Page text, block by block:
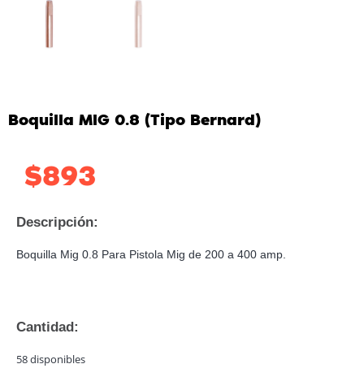
Boquilla MIG 0.8 (tipo Bernard)
$893
Descripción:
Boquilla Mig 0.8 Para Pistola Mig de 200 a 400 amp.
Cantidad:
58 disponibles